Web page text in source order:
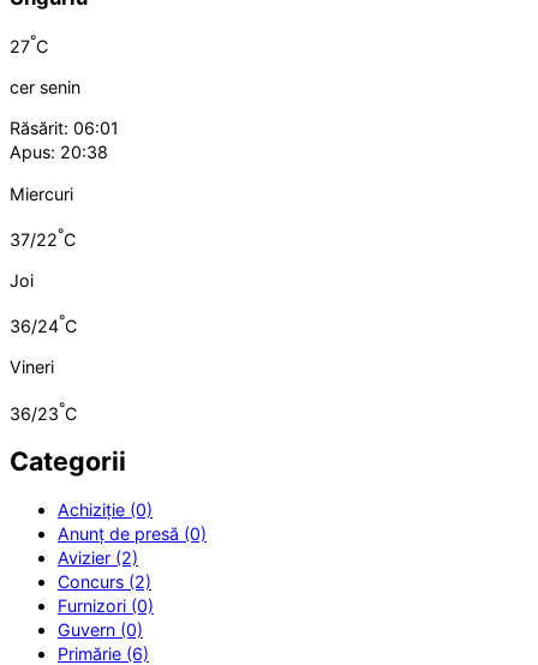
27°C
cer senin
Răsărit: 06:01
Apus: 20:38
Miercuri
37/22°C
Joi
36/24°C
Vineri
36/23°C
Categorii
Achiziție (0)
Anunț de presă (0)
Avizier (2)
Concurs (2)
Furnizori (0)
Guvern (0)
Primărie (6)